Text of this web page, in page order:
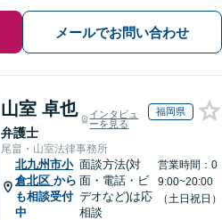
メールでお問い合わせ
山室 卓也
弁護士
インタビュ
ーを見る
福岡県
尾畠・山室法律事務所
北九州市小
倉北区 から
も相談受付
中
面談方法(対
面・電話・ビ
デオなど)は応
相談
営業時間：0
9:00~20:00
（土日祝日）